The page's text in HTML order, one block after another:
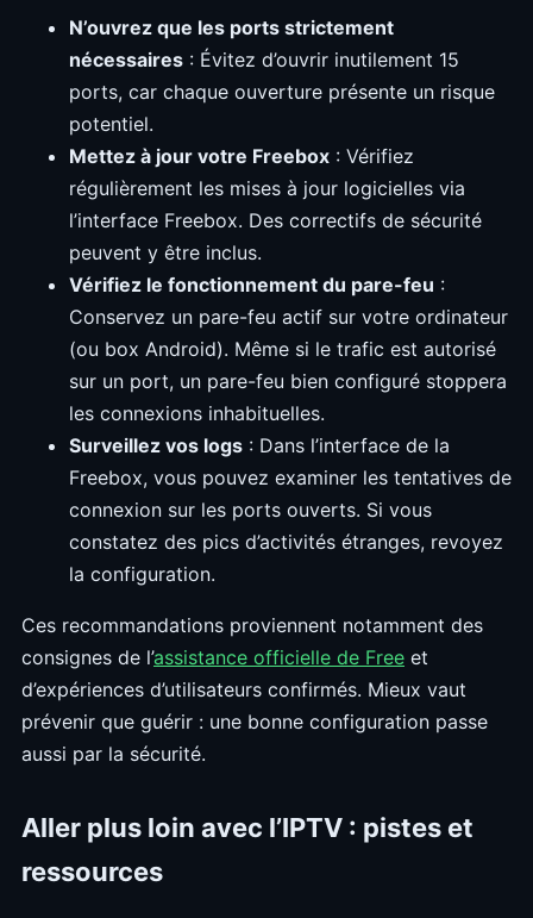
N’ouvrez que les ports strictement
nécessaires : Évitez d’ouvrir inutilement 15
ports, car chaque ouverture présente un risque
potentiel.
Mettez à jour votre Freebox : Vérifiez
régulièrement les mises à jour logicielles via
l’interface Freebox. Des correctifs de sécurité
peuvent y être inclus.
Vérifiez le fonctionnement du pare-feu :
Conservez un pare-feu actif sur votre ordinateur
(ou box Android). Même si le trafic est autorisé
sur un port, un pare-feu bien configuré stoppera
les connexions inhabituelles.
Surveillez vos logs : Dans l’interface de la
Freebox, vous pouvez examiner les tentatives de
connexion sur les ports ouverts. Si vous
constatez des pics d’activités étranges, revoyez
la configuration.
Ces recommandations proviennent notamment des
consignes de l’assistance officielle de Free et
d’expériences d’utilisateurs confirmés. Mieux vaut
prévenir que guérir : une bonne configuration passe
aussi par la sécurité.
Aller plus loin avec l’IPTV : pistes et
ressources